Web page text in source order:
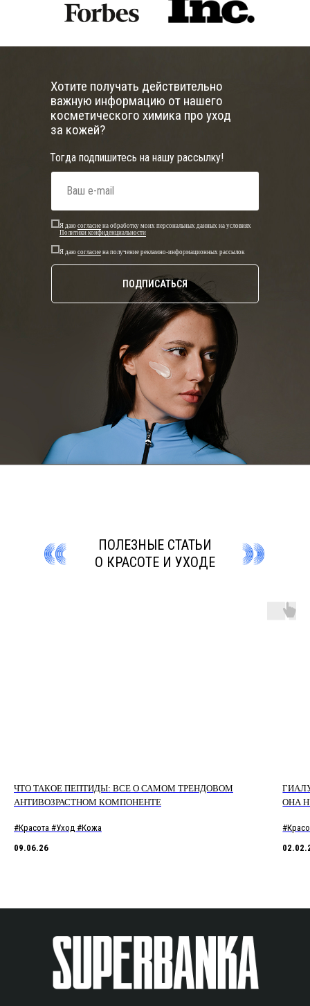
Хотите получать действительно
важную информацию от нашего
косметического химика про уход
за кожей?
Тогда подпишитесь на нашу рассылку!
Я даю согласие на обработку моих персональных данных на условиях
Политики конфиденциальности
Я даю согласие на получение рекламно-информационных рассылок
ПОДПИСАТЬСЯ
ПОЛЕЗНЫЕ СТАТЬИ
О КРАСОТЕ И УХОДЕ
ЧТО ТАКОЕ ПЕПТИДЫ: ВСЕ О САМОМ ТРЕНДОВОМ
АНТИВОЗРАСТНОМ КОМПОНЕНТЕ
#Красота #Уход #Кожа
09.06.26
ОНА